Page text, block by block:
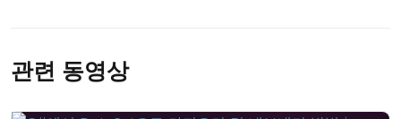
관련 동영상